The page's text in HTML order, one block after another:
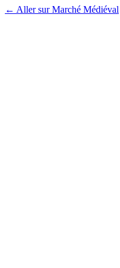
← Aller sur Marché Médiéval